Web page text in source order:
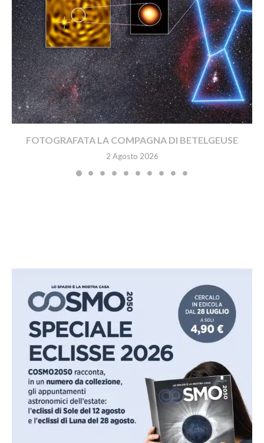
FOTOGRAFATA LA COMPAGNA DI BETELGEUSE
2 Agosto 2026